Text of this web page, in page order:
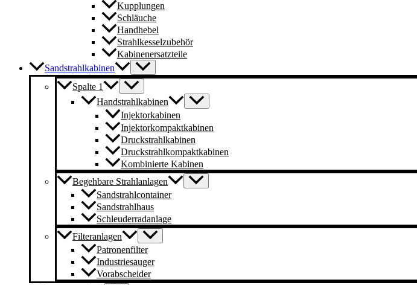
Kupplungen
Schläuche
Handhebel
Strahlkesselzubehör
Kabinenersatzteile
Sandstrahlkabinen
Spalte 1
Handstrahlkabinen
Injektorkabinen
Injektorkompaktkabinen
Druckstrahlkabinen
Druckstrahlkompaktkabinen
Kombinierte Kabinen
Begehbare Strahlanlagen
Sandstrahlcontainer
Sandstrahlhaus
Schleuderradanlage
Filteranlagen
Patronenfilter
Industriesauger
Vorabscheider